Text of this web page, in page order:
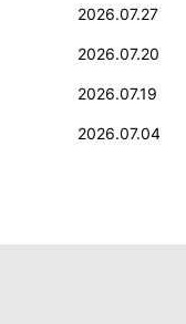
2026.07.27
2026.07.20
2026.07.19
2026.07.04